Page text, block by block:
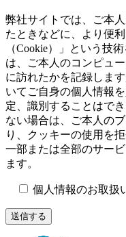
弊社サイトでは、ご本
たときなどに、より便
（Cookie）」という技
は、ご本人のコンピュ
に訪れたかを記録しま
いてご自身の個人情報
定、識別することはで
ない場合は、ご本人の
り、クッキーの使用を
一部または全部のサー
ます。
個人情報のお取扱